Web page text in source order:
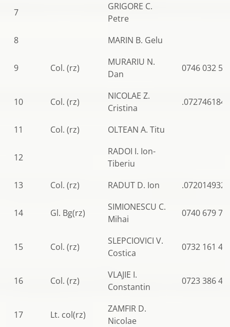
7
GRIGORE C.
Petre
8
MARIN B. Gelu
9 Col. (rz)
MURARIU N.
Dan
0746 032
10 Col. (rz)
NICOLAE Z.
Cristina
.0727461844
11 Col. (rz) OLTEAN A. Titu
12
RADOI I. Ion-
Tiberiu
13
Col. (rz) RADUT D. Ion .0720149327
14 Gl. Bg(rz)
SIMIONESCU C.
Mihai
0740 679
15 Col. (rz)
SLEPCIOVICI V.
Costica
0732 161
16 Col. (rz)
VLAJIE I.
Constantin
0723 386
17 Lt. col(rz)
ZAMFIR D.
Nicolae